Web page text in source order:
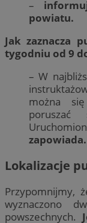
–
powiatu.
Jak zaznacza
tygodniu od 9
– W
można
zapowiada.
Lokalizacje
Przypomnijmy,
wyznaczono
powszechnych.